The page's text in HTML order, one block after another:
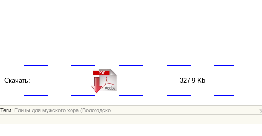
Скачать: 327.9 Kb
Теги: Елицы для мужского хора (Вологодско